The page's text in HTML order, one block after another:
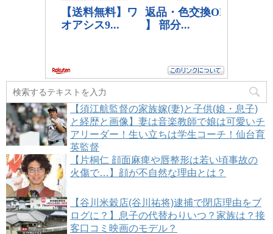
【須江航監督の家族嫁(妻)と子供(娘・息子)
と経歴と画像】妻は音楽教師で娘は可愛いチ
アリーダー！生い立ちは学生コーチ！仙台育
英監督
【片桐仁 顔面麻痺や唇整形は若い頃事故の
火傷で…】顔が不自然な理由とは？
【谷川米穀店(谷川祐将)逮捕で閉店理由をブ
ログに？】息子の代替わりいつ？家族は？接
客口コミ映画のモデル？